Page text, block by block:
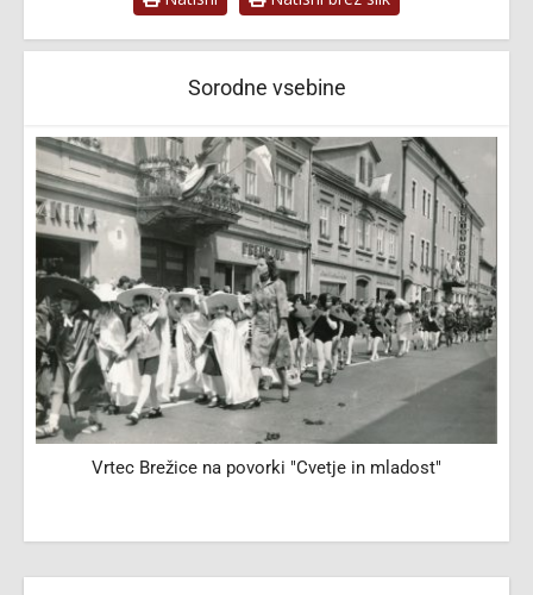
Sorodne vsebine
Vrtec Brežice na povorki "Cvetje in mladost"